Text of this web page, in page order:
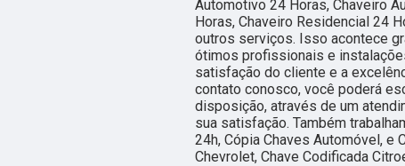
Automotivo 24 Horas, Chaveiro
Horas, Chaveiro Residencial 24
outros serviços. Isso acontece
ótimos profissionais e
satisfação do cliente e a
contato conosco, você poderá
disposição, através de um
sua satisfação. Também
24h, Cópia Chaves Automóvel, e
Chevrolet, Chave Codificada